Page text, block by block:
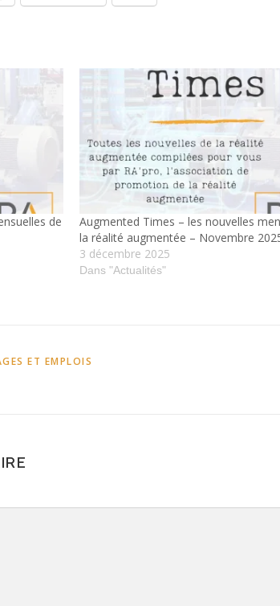
de
Augmented Times – les nouvelles
la réalité augmentée – Novembre
3 décembre 2025
Dans "Actualités"
ET EMPLOIS